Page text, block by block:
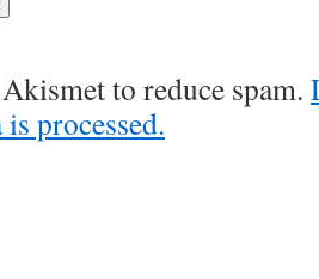
to reduce spam.
processed.